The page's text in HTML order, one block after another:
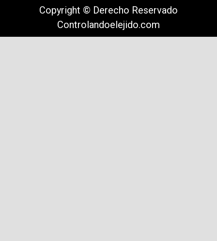
Copyright © Derecho Reservado
Controlandoelejido.com